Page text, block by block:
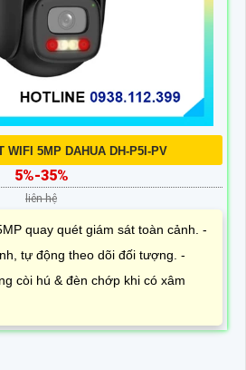
WIFI 5MP DAHUA DH-P5I-PV
5%-35%
liên hệ
quay quét giám sát toàn cảnh. -
tự động theo dõi đối tượng. -
còi hú & đèn chớp khi có xâm